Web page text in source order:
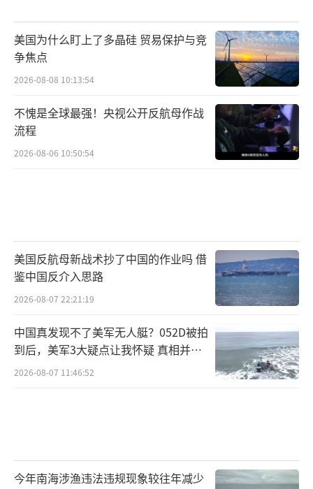
来的都是越来越稀薄的信任和越来越响亮的嘘
声。
（责任编辑：张佳鑫）
美国为什么盯上了多晶硅 贸易保护与竞
争焦点
2026-08-08 10:13:54
不愧是全球最强！央视公开反航母作战
流程
2026-08-06 10:50:54
美国反航母新战术抄了中国的作业吗 借
鉴中国反介入思路
2026-08-07 22:21:19
中国真发现不了美军无人艇？052D被拍
到后，美军3大疑点让我怀疑 真相并非
如此
2026-08-07 11:46:52
今年南海涉渔违法违规现象较往年减少